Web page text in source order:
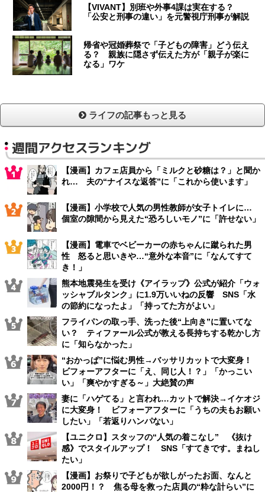
【VIVANT】別班や外事4課は実在する？
「公安と刑事の違い」を元警視庁刑事が解説
帰省や冠婚葬祭で「子どもの障害」どう伝え
る？ 親族に隠さず伝えた方が「親子が楽に
なる」ワケ
ライフの記事もっと見る
週間アクセスランキング
【漫画】カフェ店員から「ミルクと砂糖は？」と聞か
れ… 夫の“ナイスな返答”に「これから使います」
【漫画】小学校で人気の男性教師が女子トイレに…
個室の隙間から見えた“恐ろしいモノ”に「許せない」
【漫画】電車でベビーカーの赤ちゃんに蹴られた男
性 怒ると思いきや…“意外な本音”に「なんてすて
き！」
熊本地震発生を受け《アイラップ》公式が紹介「ウォ
ッシャブルタンク」に1.9万いいねの反響 SNS「水
の節約になったよ」「持ってた方がよい」
フライパンの取っ手、洗った後“上向き”に置いてな
い？ ティファール公式が教える長持ちする乾かし方
に「知らなかった」
“おかっぱ”に悩む男性→バッサリカットで大変身！
ビフォーアフターに「え、同じ人！？」「かっこい
い」「爽やかすぎる～」大絶賛の声
妻に「ハゲてる」と言われ…カットで解決→イケオジ
に大変身！ ビフォーアフターに「うちの夫もお願い
したい」「若返りハンパない」
【ユニクロ】スタッフの“人気の着こなし” 《抜け
感》でスタイルアップ！ SNS「すてきです。まねし
たい」
【漫画】お祭りで子どもが欲しがったお面、なんと
2000円！？ 焦る母を救った店員の“粋な計らい”に